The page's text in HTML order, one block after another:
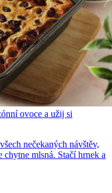
ovoce a užij si
nečekaných návštěv,
mlsná. Stačí hrnek a